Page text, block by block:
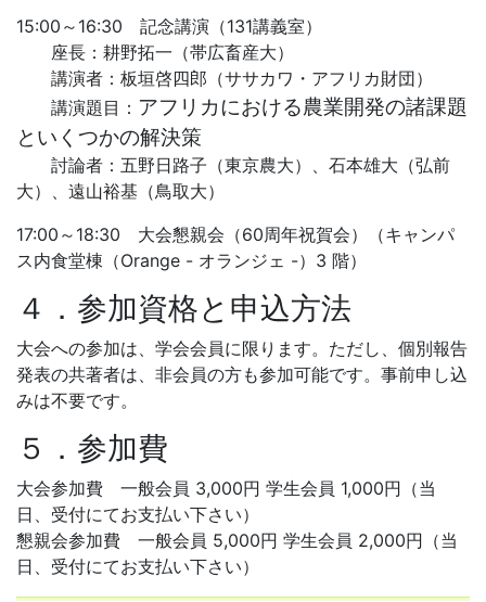
15:00～16:30 記念講演（131講義室）
座長：耕野拓一（帯広畜産大）
講演者：板垣啓四郎（ササカワ・アフリカ財団）
講演題目： アフリカにおける農業開発の諸課題
といくつかの解決策
討論者：五野日路子（東京農大）、石本雄大（弘前
大）、遠山裕基（鳥取大）
17:00～18:30 大会懇親会（60周年祝賀会）（キャンパ
ス内食堂棟（Orange - オランジェ -）3 階）
４．参加資格と申込方法
大会への参加は、学会会員に限ります。ただし、個別報告
発表の共著者は、非会員の方も参加可能です。事前申し込
みは不要です。
５．参加費
大会参加費 一般会員 3,000円 学生会員 1,000円（当
日、受付にてお支払い下さい）
懇親会参加費 一般会員 5,000円 学生会員 2,000円（当
日、受付にてお支払い下さい）